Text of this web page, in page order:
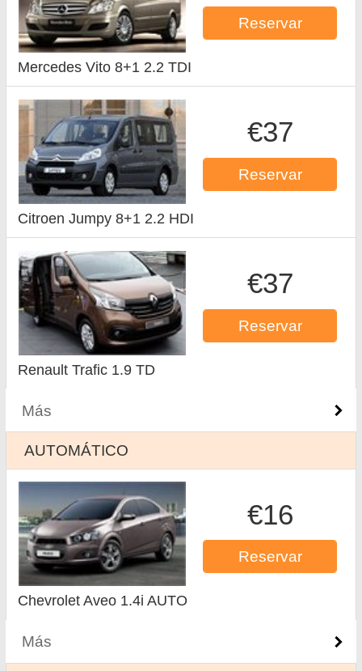
Reservar
Mercedes Vito 8+1 2.2 TDI
€37
Reservar
Citroen Jumpy 8+1 2.2 HDI
€37
Reservar
Renault Trafic 1.9 TD
Más
AUTOMÁTICO
€16
Reservar
Chevrolet Aveo 1.4i AUTO
Más